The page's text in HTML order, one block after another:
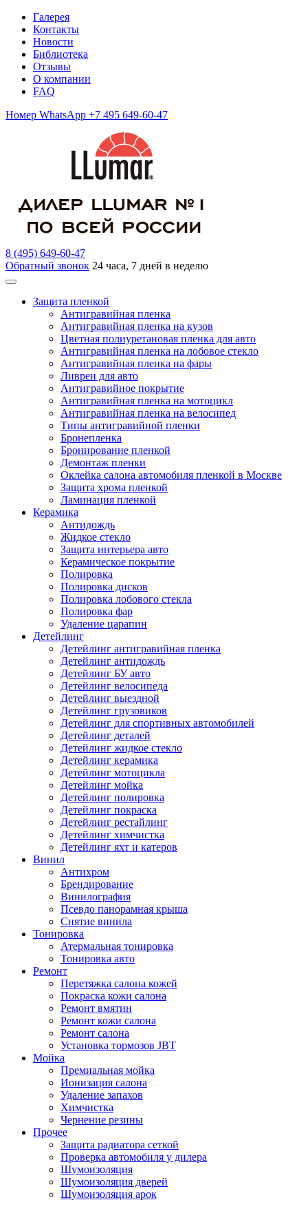
Галерея
Контакты
Новости
Библиотека
Отзывы
О компании
FAQ
Номер WhatsApp +7 495 649-60-47
8 (495) 649-60-47
Обратный звонок 24 часа, 7 дней в неделю
Защита пленкой
Антигравийная пленка
Антигравийная пленка на кузов
Цветная полиуретановая пленка для авто
Антигравийная пленка на лобовое стекло
Антигравийная пленка на фары
Ливреи для авто
Антигравийное покрытие
Антигравийная пленка на мотоцикл
Антигравийная пленка на велосипед
Типы антигравийной пленки
Бронепленка
Бронирование пленкой
Демонтаж пленки
Оклейка салона автомобиля пленкой в Москве
Защита хрома пленкой
Ламинация пленкой
Керамика
Антидождь
Жидкое стекло
Защита интерьера авто
Керамическое покрытие
Полировка
Полировка дисков
Полировка лобового стекла
Полировка фар
Удаление царапин
Детейлинг
Детейлинг антигравийная пленка
Детейлинг антидождь
Детейлинг БУ авто
Детейлинг велосипеда
Детейлинг выездной
Детейлинг грузовиков
Детейлинг для спортивных автомобилей
Детейлинг деталей
Детейлинг жидкое стекло
Детейлинг керамика
Детейлинг мотоцикла
Детейлинг мойка
Детейлинг полировка
Детейлинг покраска
Детейлинг рестайлинг
Детейлинг химчистка
Детейлинг яхт и катеров
Винил
Антихром
Брендирование
Винилография
Псевдо панорамная крыша
Снятие винила
Тонировка
Атермальная тонировка
Тонировка авто
Ремонт
Перетяжка салона кожей
Покраска кожи салона
Ремонт вмятин
Ремонт кожи салона
Ремонт салона
Установка тормозов JBT
Мойка
Премиальная мойка
Ионизация салона
Удаление запахов
Химчистка
Чернение резины
Прочее
Защита радиатора сеткой
Проверка автомобиля у дилера
Шумоизоляция
Шумоизоляция дверей
Шумоизоляция арок